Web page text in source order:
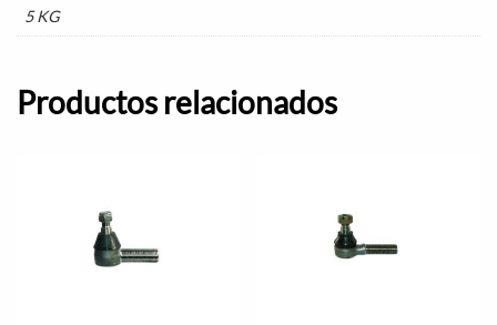
5 KG
Productos relacionados